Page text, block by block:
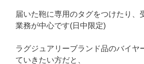
届いた鞄に専用のタグをつけたり、
業務が中心です(日中限定)
ラグジュアリーブランド品のバイヤ
ていきたい方だと、